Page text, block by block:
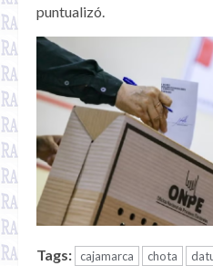
puntualizó.
Tags: cajamarca chota